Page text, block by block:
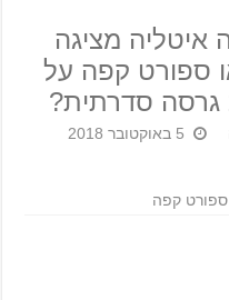
איטליה מציגה
ספורט קפה על
5 באוקטובר 2018